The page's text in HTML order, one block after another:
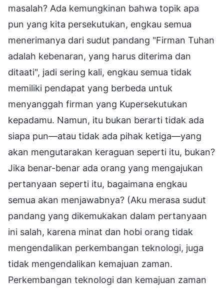
masalah? Ada kemungkinan bahwa topik apa
pun yang kita persekutukan, engkau semua
menerimanya dari sudut pandang "Firman Tuhan
adalah kebenaran, yang harus diterima dan
ditaati", jadi sering kali, engkau semua tidak
memiliki pendapat yang berbeda untuk
menyanggah firman yang Kupersekutukan
kepadamu. Namun, itu bukan berarti tidak ada
siapa pun—atau tidak ada pihak ketiga—yang
akan mengutarakan keraguan seperti itu, bukan?
Jika benar-benar ada orang yang mengajukan
pertanyaan seperti itu, bagaimana engkau
semua akan menjawabnya? (Aku merasa sudut
pandang yang dikemukakan dalam pertanyaan
ini salah, karena minat dan hobi orang tidak
mengendalikan perkembangan teknologi, juga
tidak mengendalikan kemajuan zaman.
Perkembangan teknologi dan kemajuan zaman